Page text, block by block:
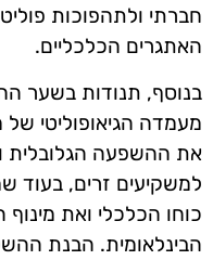
חברתי ולתהפוכות
האתגרים הכלכליים.
בנוסף, תנודות בשער
מעמדה הגיאופוליטי
את ההשפעה הגלובלית
למשקיעים זרים, בעוד
כוחו הכלכלי ואת
הבינלאומית. הבנת